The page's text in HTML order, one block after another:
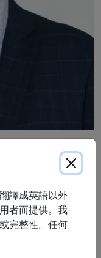
治療師 (RRT)。他
事急診護理工作，
的時間裡一直在
擬護理和臨床實踐
導呼吸治療團隊開
譯成英語以外
者而提供。我
完整性。任何